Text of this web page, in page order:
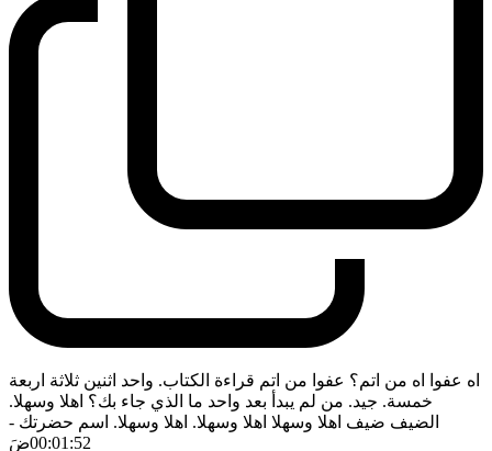
اه عفوا اه من اتم؟ عفوا من اتم قراءة الكتاب. واحد اثنين ثلاثة اربعة
خمسة. جيد. من لم يبدأ بعد واحد ما الذي جاء بك؟ اهلا وسهلا.
الضيف ضيف اهلا وسهلا اهلا وسهلا. اهلا وسهلا. اسم حضرتك -
00:01:52ضَ